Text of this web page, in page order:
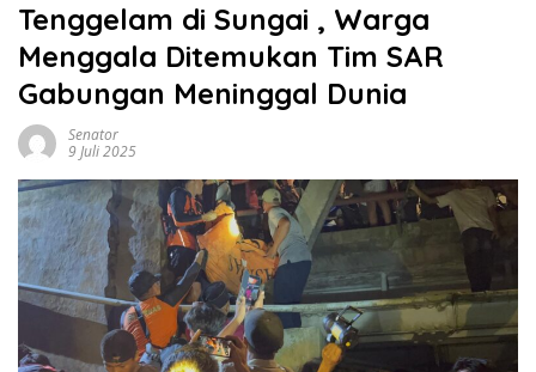
Tenggelam di Sungai , Warga
Menggala Ditemukan Tim SAR
Gabungan Meninggal Dunia
Senator
9 Juli 2025